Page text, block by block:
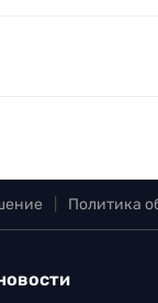
Политика